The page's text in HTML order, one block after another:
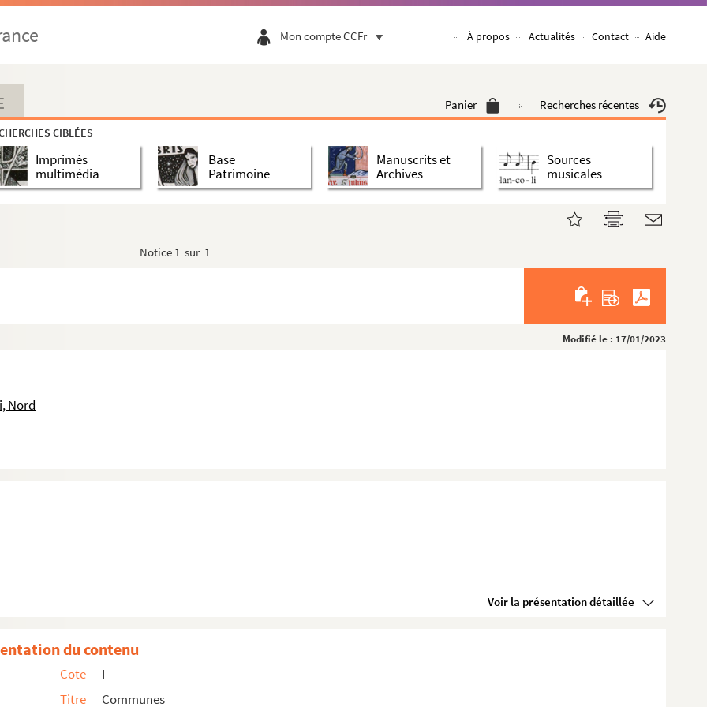
Mon compte CCFr À propos Actualités Contact Aide
Panier Recherches récentes
CIBLÉES
Imprimés
multimédia
Base
Patrimoine
Manuscrits et
Archives
Sources
musicales
Notice 1 sur 1
Modifié le : 17/01/2023
Nord
Voir la présentation détaillée
du contenu
Cote
I
Titre
Communes